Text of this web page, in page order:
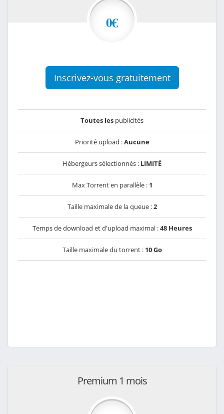
0€
Inscrivez-vous gratuitement
Toutes les publicités
Priorité upload :Aucune
Hébergeurs sélectionnés : LIMITÉ
Max Torrent en parallèle : 1
Taille maximale de la queue :2
Temps de download et d'upload maximal :48 Heures
Taille maximale du torrent : 10 Go
Premium 1 mois